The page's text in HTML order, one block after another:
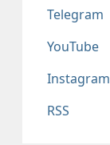
Telegram
YouTube
Instagram
RSS